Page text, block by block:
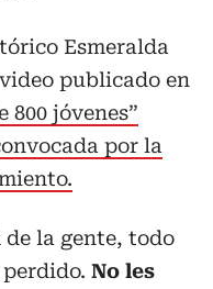
Esmeralda
publicado en
800 jóvenes”
por la
la gente, todo
No les